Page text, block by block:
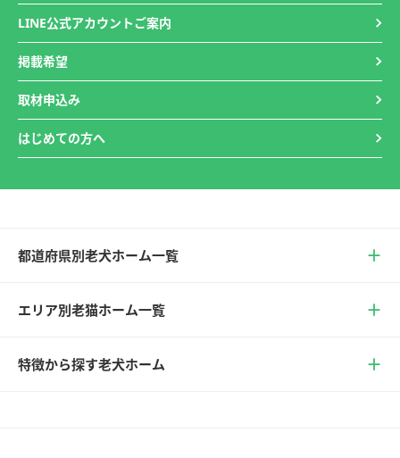
LINE公式アカウントご案内
掲載希望
取材申込み
はじめての方へ
都道府県別老犬ホーム一覧
エリア別老猫ホーム一覧
特徴から探す老犬ホーム